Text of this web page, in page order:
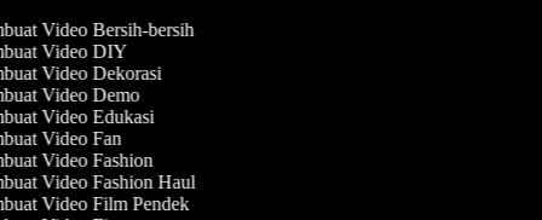
Video Bersih-bersih
Video DIY
Video Dekorasi
Video Demo
Video Edukasi
Video Fan
Video Fashion
Video Fashion Haul
Video Film Pendek